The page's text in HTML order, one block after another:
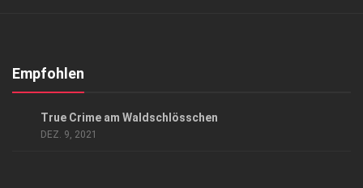
Kontakt, Impressum
Empfohlen
True Crime am Waldschlösschen
DEZ. 9, 2021